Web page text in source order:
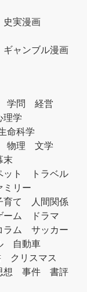
史実漫画
ギャンブル漫画
学問
経営
理学
命科学
物理
文学
末
ット
トラベル
ミリー
育て
人間関係
ーム
ドラマ
ラム
サッカー
自動車
クリスマス
想 事件
書評